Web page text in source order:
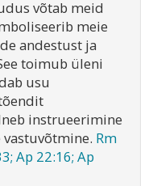
võtab meid
meie
andestust ja
toimub üleni
usu
instrueerimine
Rm
Ap 22:16; Ap